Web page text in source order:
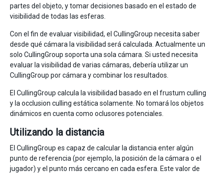
partes del objeto, y tomar decisiones basado en el estado de
visibilidad de todas las esferas.
Con el fin de evaluar visibilidad, el CullingGroup necesita saber
desde qué cámara la visibilidad será calculada. Actualmente un
solo CullingGroup soporta una sola cámara. Si usted necesita
evaluar la visibilidad de varias cámaras, debería utilizar un
CullingGroup por cámara y combinar los resultados.
El CullingGroup calcula la visibilidad basado en el frustum culling
y la occlusion culling estática solamente. No tomará los objetos
dinámicos en cuenta como oclusores potenciales.
Utilizando la distancia
El CullingGroup es capaz de calcular la distancia enter algún
punto de referencia (por ejemplo, la posición de la cámara o el
jugador) y el punto más cercano en cada esfera. Este valor de